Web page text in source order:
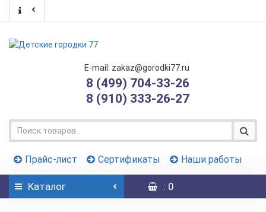
E-mail: zakaz@gorodki77.ru
8 (499) 704-33-26
8 (910) 333-26-27
Прайс-лист Сертификаты Наши работы
Каталог : 0